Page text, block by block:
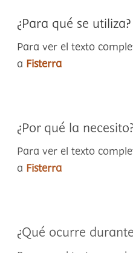
¿Para qué se utiliza?
Para ver el texto
a Fisterra
¿Por qué la
Para ver el texto
a Fisterra
¿Qué ocurre